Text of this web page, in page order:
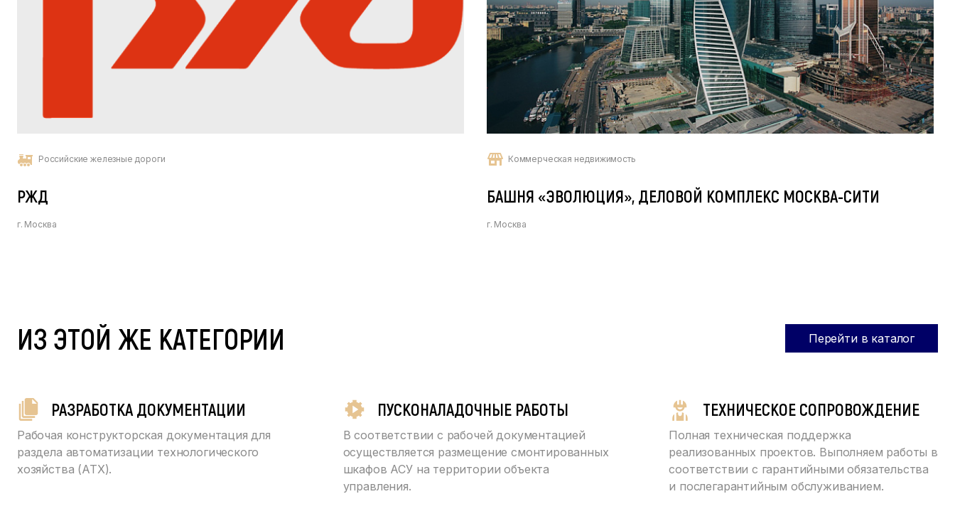
Российские железные дороги
РЖД
г. Москва
Коммерческая недвижимость
БАШНЯ «ЭВОЛЮЦИЯ», ДЕЛОВОЙ КОМПЛЕКС МОСКВА-СИТИ
г. Москва
ИЗ ЭТОЙ ЖЕ КАТЕГОРИИ
РАЗРАБОТКА ДОКУМЕНТАЦИИ
Рабочая конструкторская документация для
раздела автоматизации технологического
хозяйства (АТХ).
ПУСКОНАЛАДОЧНЫЕ РАБОТЫ
В соответствии с рабочей документацией
осуществляется размещение смонтированных
шкафов АСУ на территории объекта
управления.
ТЕХНИЧЕСКОЕ СОПРОВОЖДЕНИЕ
Полная техническая поддержка
реализованных проектов. Выполняем работы в
соответствии с гарантийными обязательства
и послегарантийным обслуживанием.
Перейти в каталог